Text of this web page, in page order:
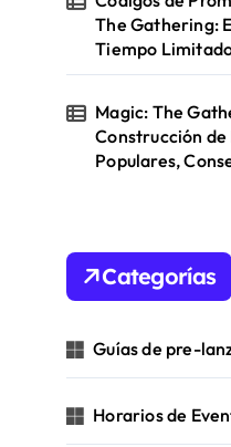
The Gathering:
Tiempo
Magic: The
Construcción
Populares,
Categorías
Guías de pre-
Horarios de